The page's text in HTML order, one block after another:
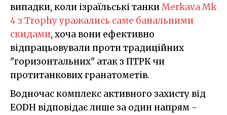
випадки, коли ізраїльські танкиMerkava Mk
4 з Trophy уражались саме банальними
скидами, хоча вони ефективно
відпрацьовували проти традиційних
"горизонтальних" атак з ПТРК чи
протитанкових гранатометів.
Водночас комплекс активного захисту від
EODH відповідає лише за один напрям -